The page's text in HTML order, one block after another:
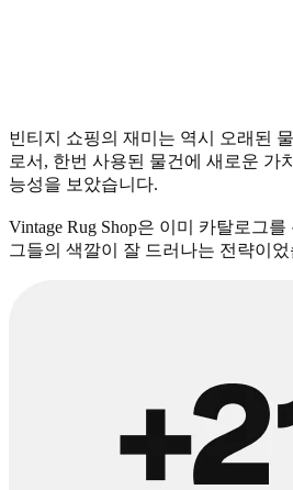
빈티지 쇼핑의 재미는 역시 오래된
로서, 한번 사용된 물건에 새로운 가
능성을 보았습니다.
Vintage Rug Shop은 이미 카탈로그
그들의 색깔이 잘 드러나는 전략이